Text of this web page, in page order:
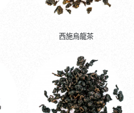
西施烏龍茶